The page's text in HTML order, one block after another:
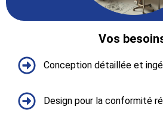
Vos
Conception détaillée et
Design pour la conformité